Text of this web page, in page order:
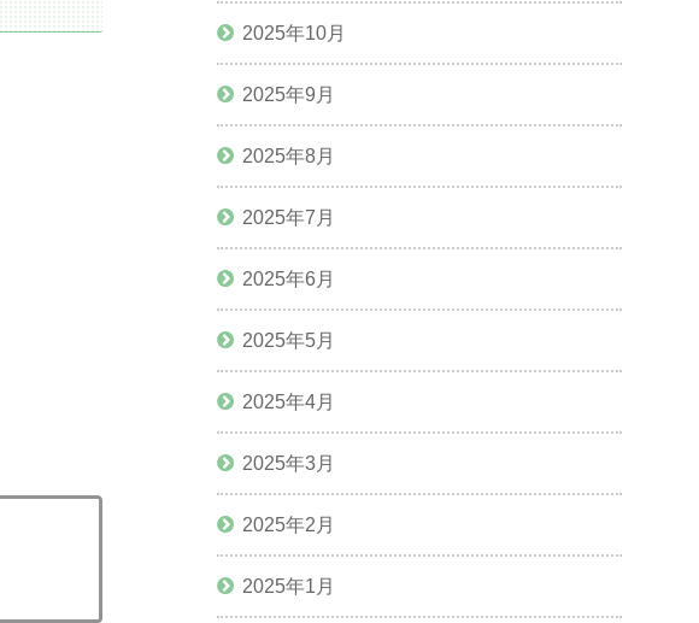
2025年10月
2025年9月
2025年8月
2025年7月
2025年6月
2025年5月
2025年4月
2025年3月
2025年2月
2025年1月